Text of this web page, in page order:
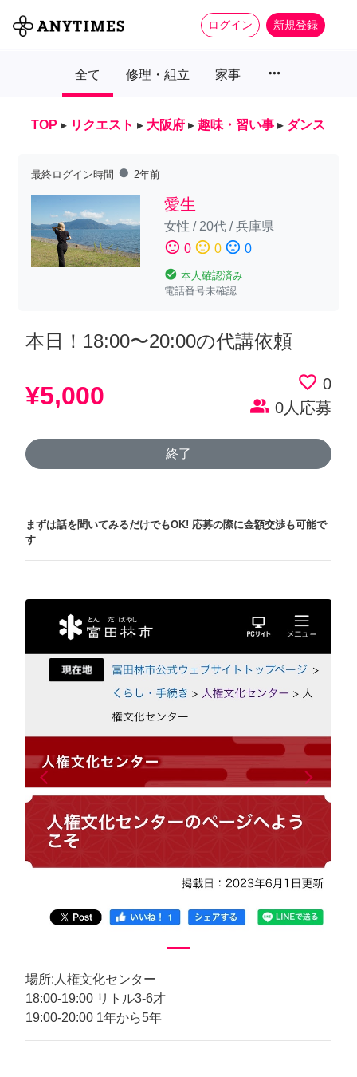
ログイン 新規登録
全て 修理・組立 家事 more_horiz
TOP ▸ リクエスト ▸ 大阪府 ▸ 趣味・習い事 ▸ ダンス
最終ログイン時間 fiber_manual_record 2年前
愛生
女性 / 20代/兵庫県
sentiment_satisfied 0 sentiment_neutral 0 sentiment_dissatisfied 0
check_circle 本人確認済み
電話番号未確認
本日！18:00〜20:00の代講依頼
¥5,000 favorite_border 0
people_alt 0人応募
終了
まずは話を聞いてみるだけでもOK! 応募の際に金額交渉も可能で
す
arrow_back_iosPrevious arrow_forward_iosNext
場所:人権文化センター
18:00-19:00 リトル3-6才
19:00-20:00 1年から5年